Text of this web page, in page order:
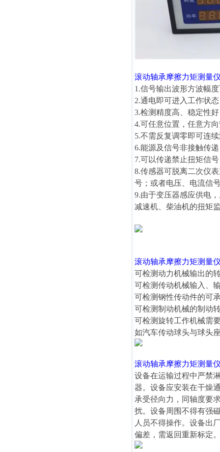
滚动轴承摩擦力矩测量
1.信号输出波形方波幅
2.通电即可进入工作状
3.检测精度高、稳定性
4.可任意位置，任意方
5.不需反复调零即可连
6.能源及信号非接触传
7.可以传递禁止扭矩信
8.传感器可脱离二次仪
号；或者电压、电流信
9.由于变压器感应供电
减速机、柴油机的扭矩
滚动轴承摩擦力矩测量
可检测动力机械输出的
可检测传动机械输入、
可检测钢性传动件的可
可检测制动机械的制动
可检测旋转工作机械需
如汽车传动球头与球头
滚动轴承摩擦力矩测量
设备在运输过程中严禁
器。设备应安装在干燥
承受径向力，同轴度要
扰。设备周围不得有强
人员不得操作。设备出
偏差，需返回重新标定